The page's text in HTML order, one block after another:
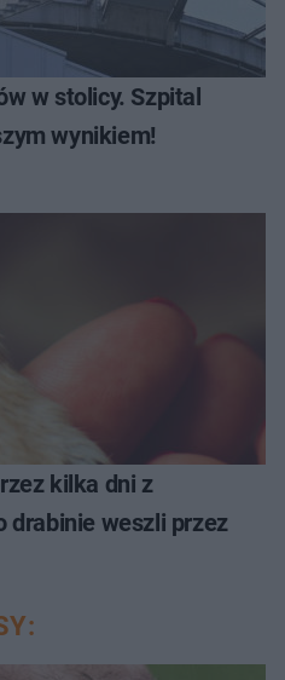
w stolicy. Szpital
wynikiem!
kilka dni z
drabinie weszli przez